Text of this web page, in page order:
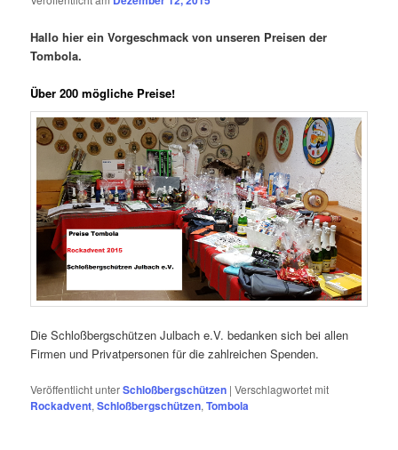
Hallo hier ein Vorgeschmack von unseren Preisen der
Tombola.
Über 200 mögliche Preise!
Die Schloßbergschützen Julbach e.V. bedanken sich bei allen
Firmen und Privatpersonen für die zahlreichen Spenden.
Veröffentlicht unterSchloßbergschützen |Verschlagwortet mit
Rockadvent,Schloßbergschützen,Tombola